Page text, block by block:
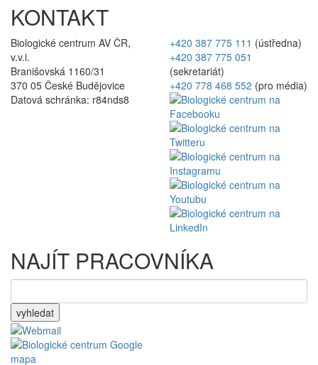
KONTAKT
Biologické centrum AV ČR,
v.v.i.
Branišovská 1160/31
370 05 České Budějovice
Datová schránka: r84nds8
+420 387 775 111 (ústředna)
+420 387 775 051
(sekretariát)
+420 778 468 552 (pro média)
NAJÍT PRACOVNÍKA
vyhledat